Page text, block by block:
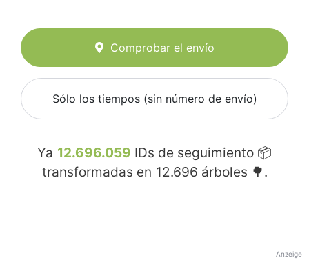
Comprobar el envío
Sólo los tiempos (sin número de envío)
Ya 12.696.059 IDs de seguimiento 📦
transformadas en 12.696 árboles 🌳.
Anzeige